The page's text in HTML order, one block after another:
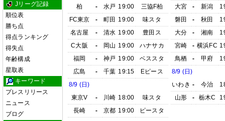
Jリーグ記録
順位表
勝ち点
得点ランキング
得失点
年齢構成
星取表
キーワード
プレスリリース
ニュース
ブログ
柏
- 水戸 19:00
三協F柏
FC東京
- 町田 19:00
味スタ
名古屋
- 清水 19:00
豊田ス
C大阪
- 岡山 19:00
ハナサカ
福岡
- 神戸 19:00
ベススタ
広島
- 千葉 19:15
Eピース
8/9 (日)
東京V
- 川崎 18:00
味スタ
長崎
- 京都 19:00 ピースタ
大宮
- 新潟
磐田
- 秋田
大分
- 湘南
宮崎
- 横浜FC
鳥栖
- 甲府
8/9 (日)
いわき - 今治
山形
- 栃木C